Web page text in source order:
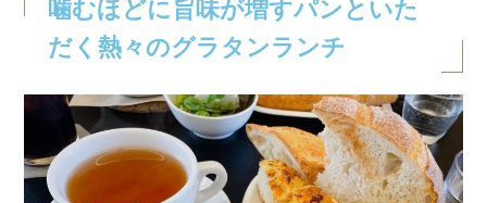
噛むほどに旨味が増すパンといた
だく熱々のグラタンランチ